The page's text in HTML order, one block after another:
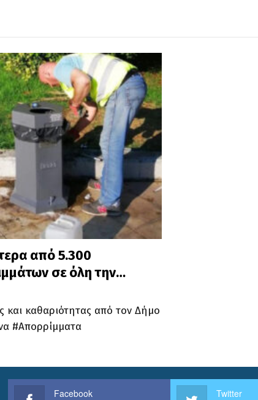
από 5.300
σε όλη την…
και καθαριότητας από τον Δήμο
#Απορρίμματα
Facebook Twitter